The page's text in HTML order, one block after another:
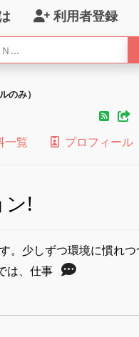
利用者登録
のみ）
一覧 プロフィール
ン!
。少しずつ環境に慣れ
は、仕事